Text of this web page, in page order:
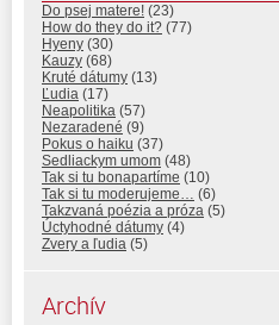
Do psej matere! (23)
How do they do it? (77)
Hyeny (30)
Kauzy (68)
Kruté dátumy (13)
Ľudia (17)
Neapolitika (57)
Nezaradené (9)
Pokus o haiku (37)
Sedliackym umom (48)
Tak si tu bonapartíme (10)
Tak si tu moderujeme… (6)
Takzvaná poézia a próza (5)
Úctyhodné dátumy (4)
Zvery a ľudia (5)
Archív